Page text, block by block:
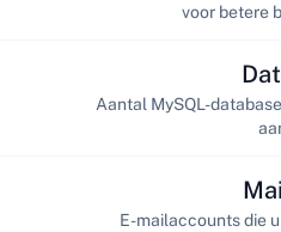
voor betere
Aantal MySQL-
E-mailaccounts die